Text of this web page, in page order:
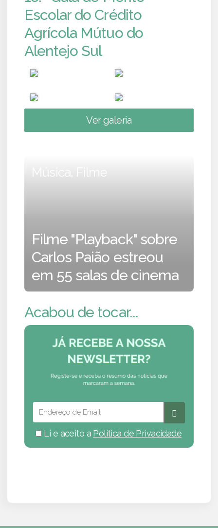
Escolar do Crédito
Agrícola Mútuo do
Alentejo Sul
Ver galeria
Música, Filme
Filme "Playback" sobre
Carlos Paião estreou
em 55 salas de cinema
Acabou de tocar...
Li e aceito a Política de Privacidade